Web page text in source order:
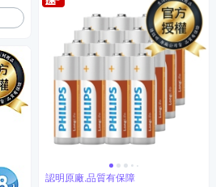
認明原廠,品質有保障